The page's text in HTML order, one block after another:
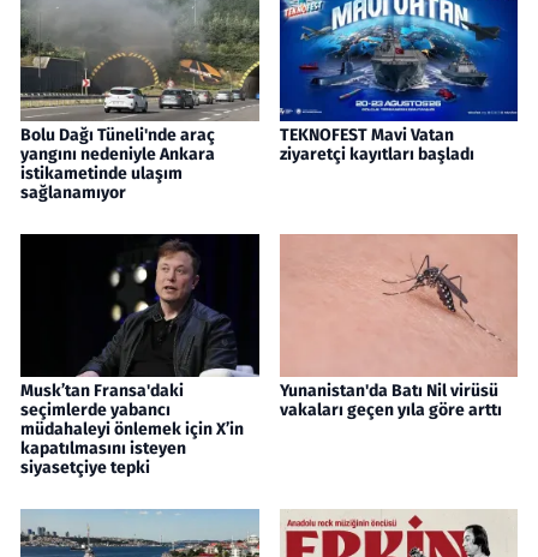
Bolu Dağı Tüneli'nde araç
yangını nedeniyle Ankara
istikametinde ulaşım
sağlanamıyor
TEKNOFEST Mavi Vatan
ziyaretçi kayıtları başladı
Musk’tan Fransa'daki
seçimlerde yabancı
müdahaleyi önlemek için X’in
kapatılmasını isteyen
siyasetçiye tepki
Yunanistan'da Batı Nil virüsü
vakaları geçen yıla göre arttı